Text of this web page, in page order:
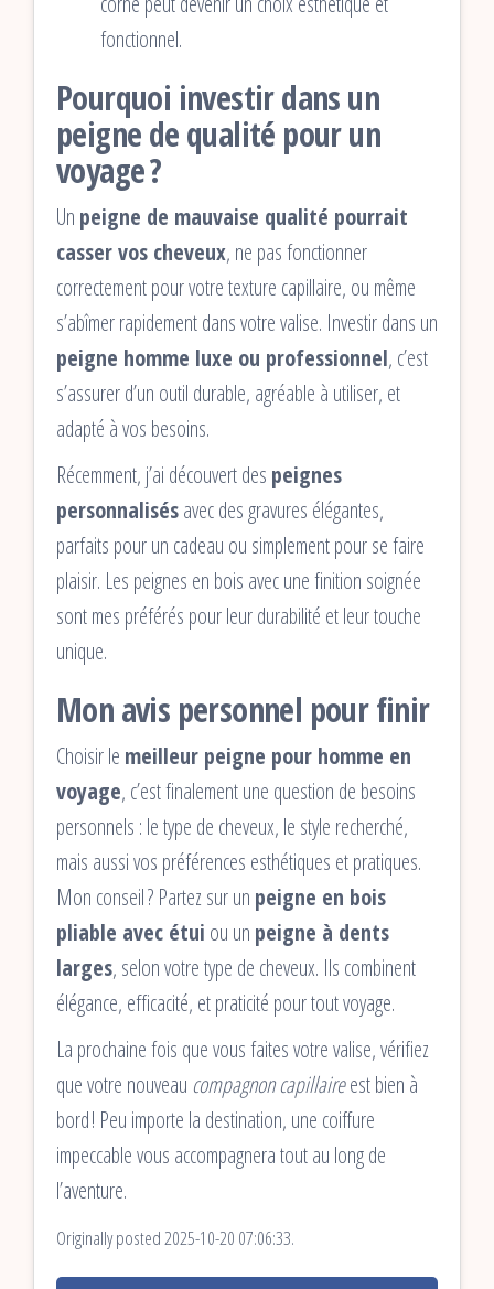
fonctionnel.
Pourquoi investir dans un
peigne de qualité pour un
voyage ?
Un peigne de mauvaise qualité pourrait
casser vos cheveux, ne pas fonctionner
correctement pour votre texture capillaire, ou même
s’abîmer rapidement dans votre valise. Investir dans un
peigne homme luxe ou professionnel, c’est
s’assurer d’un outil durable, agréable à utiliser, et
adapté à vos besoins.
Récemment, j’ai découvert des peignes
personnalisésavec des gravures élégantes,
parfaits pour un cadeau ou simplement pour se faire
plaisir. Les peignes en bois avec une finition soignée
sont mes préférés pour leur durabilité et leur touche
unique.
Mon avis personnel pour finir
Choisir le meilleur peigne pour homme en
voyage, c’est finalement une question de besoins
personnels : le type de cheveux, le style recherché,
mais aussi vos préférences esthétiques et pratiques.
Mon conseil ? Partez sur un peigne en bois
pliable avec étui ou un peigne à dents
larges, selon votre type de cheveux. Ils combinent
élégance, efficacité, et praticité pour tout voyage.
La prochaine fois que vous faites votre valise, vérifiez
que votre nouveau compagnon capillaireest bien à
bord ! Peu importe la destination, une coiffure
impeccable vous accompagnera tout au long de
l’aventure.
Originally posted 2025-10-20 07:06:33.